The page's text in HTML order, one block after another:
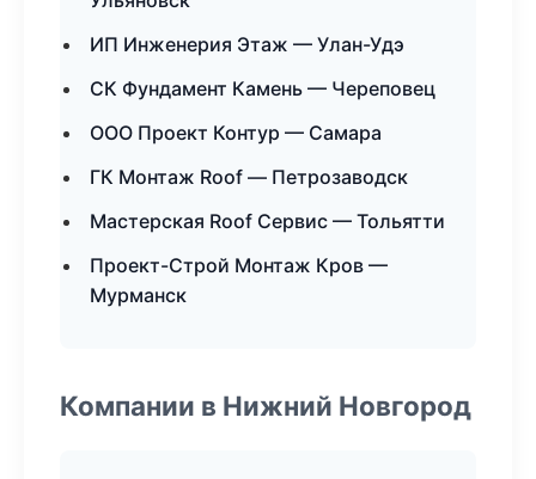
ИП Инженерия Этаж — Улан-Удэ
СК Фундамент Камень — Череповец
ООО Проект Контур — Самара
ГК Монтаж Roof — Петрозаводск
Мастерская Roof Сервис — Тольятти
Проект-Строй Монтаж Кров —
Мурманск
Компании в Нижний Новгород